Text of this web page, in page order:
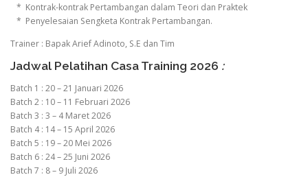
* Kontrak-kontrak Pertambangan dalam Teori dan Praktek
* Penyelesaian Sengketa Kontrak Pertambangan.
Trainer : Bapak Arief Adinoto, S.E dan Tim
Jadwal Pelatihan Casa Training 2026 :
Batch 1 : 20 – 21 Januari 2026
Batch 2 : 10 – 11 Februari 2026
Batch 3 : 3 – 4 Maret 2026
Batch 4 : 14 – 15 April 2026
Batch 5 : 19 – 20 Mei 2026
Batch 6 : 24 – 25 Juni 2026
Batch 7 : 8 – 9 Juli 2026